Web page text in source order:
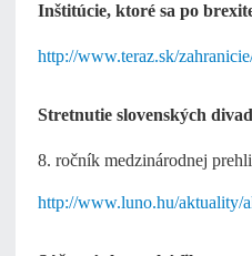
Inštitúcie, ktoré sa po
http://www.teraz.sk/
Stretnutie slovenských
8. ročník medzinárodnej
http://www.luno.hu/aktuality/